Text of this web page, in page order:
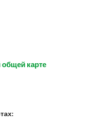
общей карте